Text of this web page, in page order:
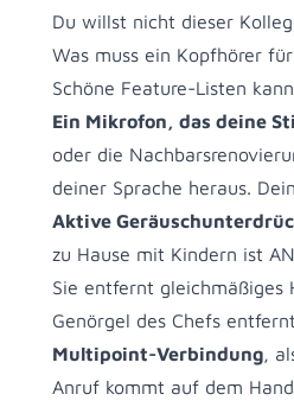
Du willst nicht dieser
Was muss ein Kopfhörer
Schöne Feature-Listen
Ein Mikrofon, das deine
oder die
deiner Sprache heraus.
Aktive
zu Hause mit Kindern ist
Sie entfernt gleichmäßiges
Genörgel des Chefs
Multipoint-Verbindung,
Anruf kommt auf dem